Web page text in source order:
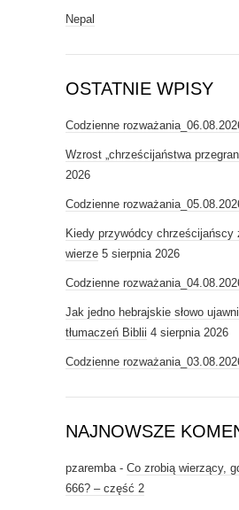
Nepal
OSTATNIE WPISY
Codzienne
Wzrost „chrześcijaństwa
2026
Codzienne
Kiedy przywódcy chrześcijańscy
wierze 5 sierpnia 2026
Codzienne
Jak jedno hebrajskie słowo
tłumaczeń Biblii 4 sierpnia 2026
Codzienne
NAJNOWSZE
pzaremba- Co zrobią wierzący,
666? – część 2